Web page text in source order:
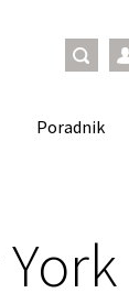
Poradnik